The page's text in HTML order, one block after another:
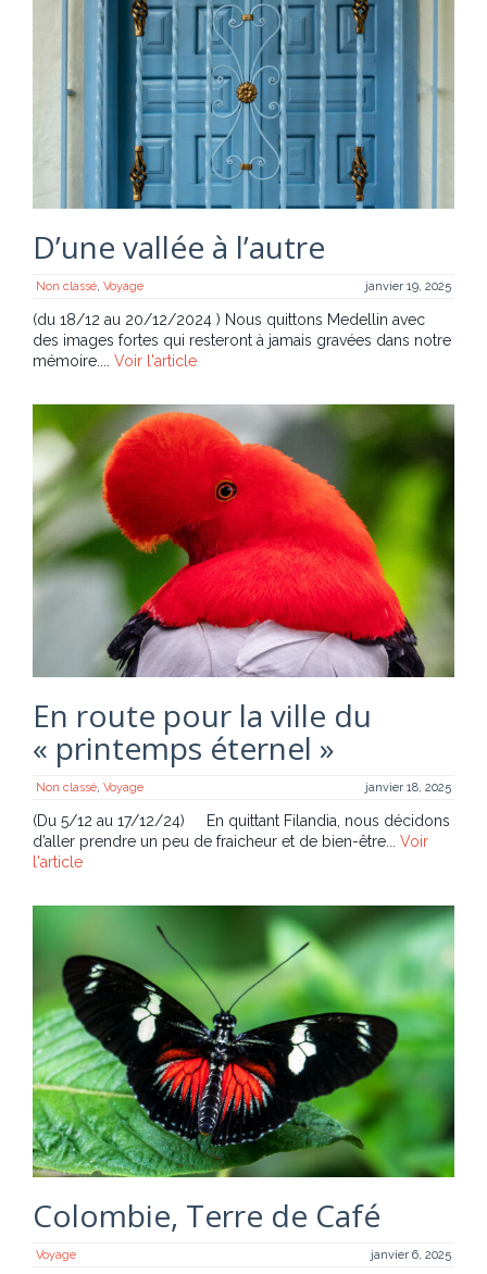
D’une vallée à l’autre
Non classé, Voyage janvier 19, 2025
(du 18/12 au 20/12/2024 ) Nous quittons Medellin avec
des images fortes qui resteront à jamais gravées dans notre
mémoire.... Voir l'article
En route pour la ville du
« printemps éternel »
Non classé Voyage janvier 18, 2025
(Du 5/12 au 17/12/24) En quittant Filandia, nous décidons
d’aller prendre un peu de fraicheur et de bien-être... Voir
l'article
Colombie, Terre de Café
Voyage janvier 6, 2025